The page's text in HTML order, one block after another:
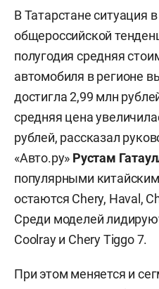
В Татарстане ситуация
общероссийской
полугодия средняя
автомобиля в регионе
достигла 2,99 млн
средняя цена
рублей, рассказал
«Авто.ру» Рустам
популярными
остаются Chery, Haval,
Среди моделей
Coolray и Chery Tiggo 7.
При этом меняется и